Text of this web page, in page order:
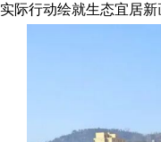
际行动绘就生态宜居新